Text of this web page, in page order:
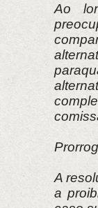
Ao
A
a